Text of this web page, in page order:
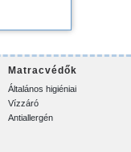
Matracvédők
Általános higiéniai
Vízzáró
Antiallergén